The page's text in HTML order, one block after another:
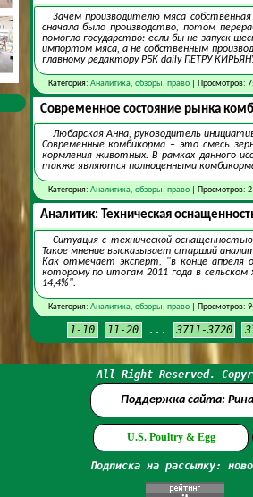
Зачем производителю мяса
сначала было производство, потом
помогло государство: если бы не запуск
импортом мяса, а не собственным
главному редактору РБК daily ПЕТРУ
Категория: Аналитика, обзоры, право| Просмотров:
Современное состояние рынка
Любарская Анна, руководитель
Современные комбикорма – это смесь
кормления животных. В рамках данного
также являются полноценными
Категория: Аналитика, обзоры, право| Просмотров:
Аналитик: Техническая
Ситуация с технической
Такое мнение высказывает старший
Как отмечает эксперт, "в конце апреля
которому по итогам 2011 года в
14,4%".
Категория: Аналитика, обзоры, право| Просмотров:
1-10 11-20 ... 3711-3720
All Right Reserved.
Поддержка сайта:
U.S. Poultry & Egg
Подписка на рассылку: